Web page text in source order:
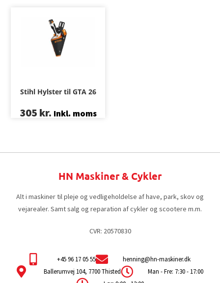
Stihl Hylster til GTA 26
305 kr. Inkl. moms
HN Maskiner & Cykler
Alt i maskiner til pleje og vedligeholdelse af have, park, skov og
vejarealer. Samt salg og reparation af cykler og scootere m.m.
CVR: 20570830
+45 96 17 05 55
henning@hn-maskiner.dk
Ballerumvej 104, 7700 Thisted
Man - Fre: 7:30 - 17:00